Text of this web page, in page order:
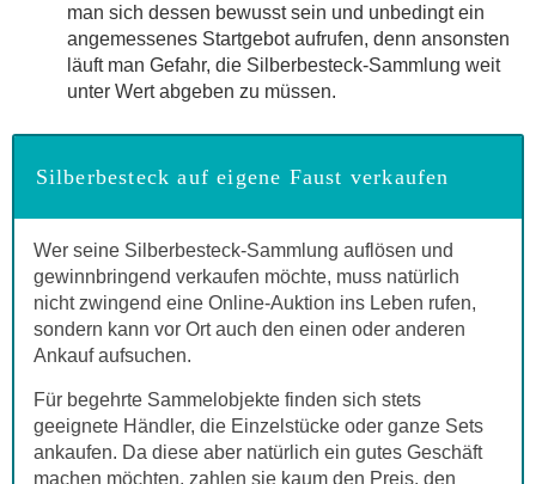
man sich dessen bewusst sein und unbedingt ein
angemessenes Startgebot aufrufen, denn ansonsten
läuft man Gefahr, die Silberbesteck-Sammlung weit
unter Wert abgeben zu müssen.
Silberbesteck auf eigene Faust verkaufen
Wer seine Silberbesteck-Sammlung auflösen und
gewinnbringend verkaufen möchte, muss natürlich
nicht zwingend eine Online-Auktion ins Leben rufen,
sondern kann vor Ort auch den einen oder anderen
Ankauf aufsuchen.
Für begehrte Sammelobjekte finden sich stets
geeignete Händler, die Einzelstücke oder ganze Sets
ankaufen. Da diese aber natürlich ein gutes Geschäft
machen möchten, zahlen sie kaum den Preis, den